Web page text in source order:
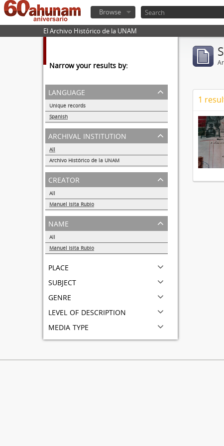
Browse
El Archivo Histórico de la UNAM
Narrow your results by:
language
Unique records
Spanish
1
archival institution
All
Archivo Histórico de la UNAM
1
creator
All
Manuel Isita Rubio
1
name
All
Manuel Isita Rubio
place
subject
genre
level of description
media type
1